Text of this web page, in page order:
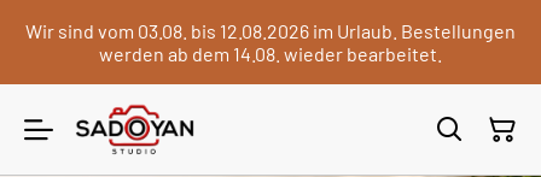
Wir sind vom 03.08. bis 12.08.2026 im Urlaub. Bestellungen
werden ab dem 14.08. wieder bearbeitet.